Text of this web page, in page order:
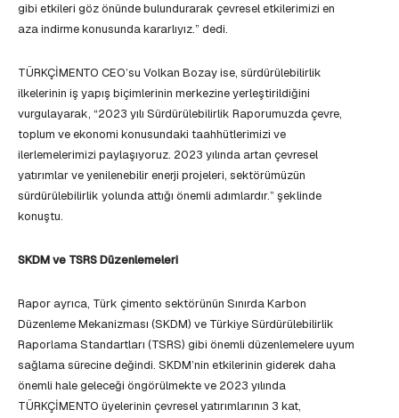
gibi etkileri göz önünde bulundurarak çevresel etkilerimizi en
aza indirme konusunda kararlıyız.” dedi.
TÜRKÇİMENTO CEO’su Volkan Bozay ise, sürdürülebilirlik
ilkelerinin iş yapış biçimlerinin merkezine yerleştirildiğini
vurgulayarak, “2023 yılı Sürdürülebilirlik Raporumuzda çevre,
toplum ve ekonomi konusundaki taahhütlerimizi ve
ilerlemelerimizi paylaşıyoruz. 2023 yılında artan çevresel
yatırımlar ve yenilenebilir enerji projeleri, sektörümüzün
sürdürülebilirlik yolunda attığı önemli adımlardır.” şeklinde
konuştu.
SKDM ve TSRS Düzenlemeleri
Rapor ayrıca, Türk çimento sektörünün Sınırda Karbon
Düzenleme Mekanizması (SKDM) ve Türkiye Sürdürülebilirlik
Raporlama Standartları (TSRS) gibi önemli düzenlemelere uyum
sağlama sürecine değindi. SKDM’nin etkilerinin giderek daha
önemli hale geleceği öngörülmekte ve 2023 yılında
TÜRKÇİMENTO üyelerinin çevresel yatırımlarının 3 kat,